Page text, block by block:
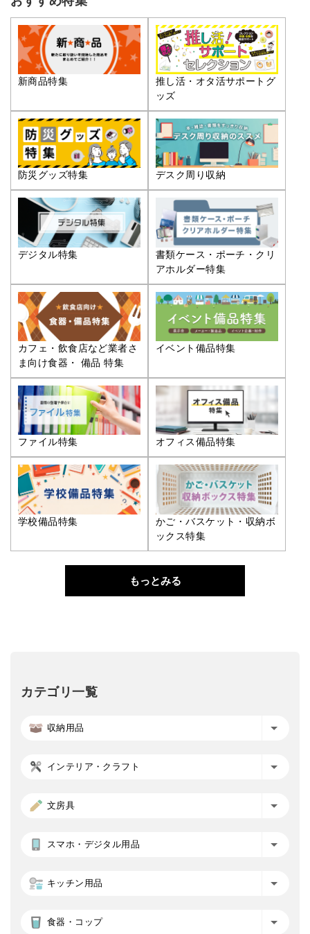
新商品特集
推し活・オタ活サポートグ
ッズ
防災グッズ特集 デスク周り収納
デジタル特集
書類ケース・ポーチ・クリ
アホルダー特集
カフェ・飲食店など業者さ
ま向け食器・ 備品 特集
イベント備品特集
ファイル特集 オフィス備品特集
学校備品特集
かご・バスケット・収納ボ
ックス特集
もっとみる
カテゴリ一覧
収納用品
インテリア・クラフト
文房具
スマホ・デジタル用品
キッチン用品
食器・コップ